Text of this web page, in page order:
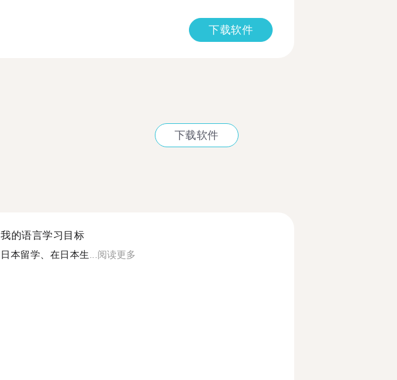
下载软件
下载软件
我的语言学习目标
日本留学、在日本生... 阅读更多